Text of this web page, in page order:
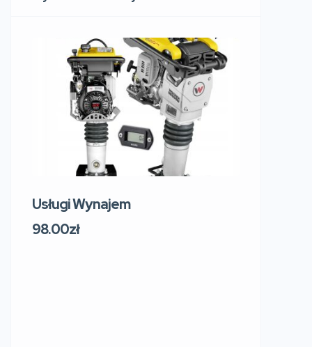
Usługi Wynajem
98.00zł